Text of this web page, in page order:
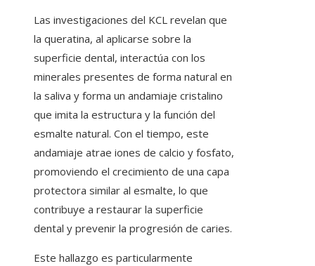
Las investigaciones del KCL revelan que
la queratina, al aplicarse sobre la
superficie dental, interactúa con los
minerales presentes de forma natural en
la saliva y forma un andamiaje cristalino
que imita la estructura y la función del
esmalte natural. Con el tiempo, este
andamiaje atrae iones de calcio y fosfato,
promoviendo el crecimiento de una capa
protectora similar al esmalte, lo que
contribuye a restaurar la superficie
dental y prevenir la progresión de caries.
Este hallazgo es particularmente